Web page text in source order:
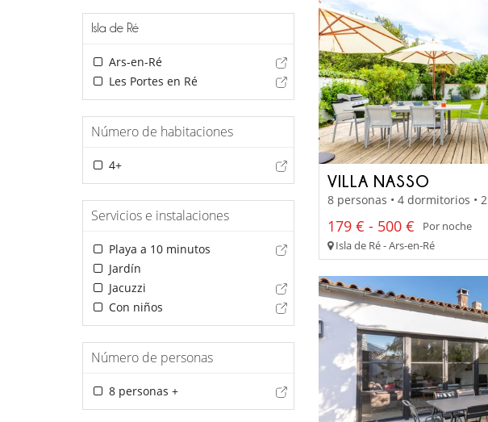
Isla de Ré
Ars-en-Ré
Les Portes en Ré
Número de habitaciones
4+
Servicios e instalaciones
Playa a 10 minutos
Jardín
Jacuzzi
Con niños
Número de personas
8 personas +
VILLA NASSO
8 personas • 4 dormitorios •
179 € - 500 €
Por noche
Isla de Ré - Ars-en-Ré